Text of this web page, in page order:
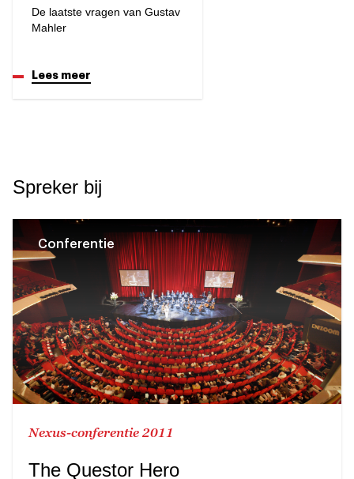
De laatste vragen van Gustav
Mahler
Lees meer
Spreker bij
Conferentie
Nexus-conferentie 2011
The Questor Hero